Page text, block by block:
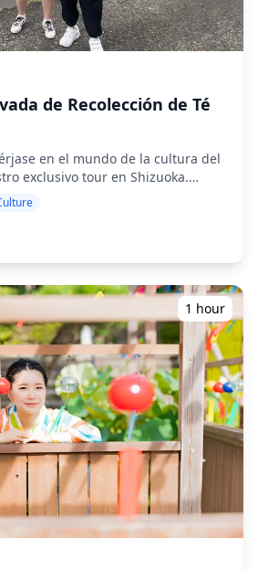
de Recolección de Té
en el mundo de la cultura del
exclusivo tour en Shizuoka.
la recolección de té en una
deguste una variedad de tés
proceso de elaboración del té con
sobre la historia y las
apreciar la profunda
la cultura japonesa. Descubra la
campos de té de Shizuoka y cree
en este viaje sensorial a la esencia
ahora su aventura de té! Leer
de té y tiempo especial ・
efectivo en caso de lesión o
◆No incluido ・Otros
Almuerzo ・Transporte al jardín de
té en los exuberantes campos de
En este recorrido, tendrá la
una variedad de tés y recoger
una granja de té local. Disfrute
verde del campo. También lo
1 hour